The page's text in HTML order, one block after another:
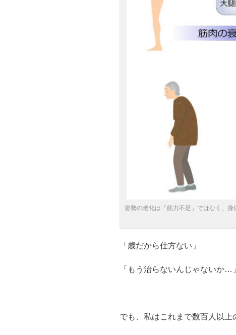
姿勢の老化は「筋力不足」ではなく、
「歳だから仕方ない」
「もう治らないんじゃないか…」
でも、私はこれまで数百人以上